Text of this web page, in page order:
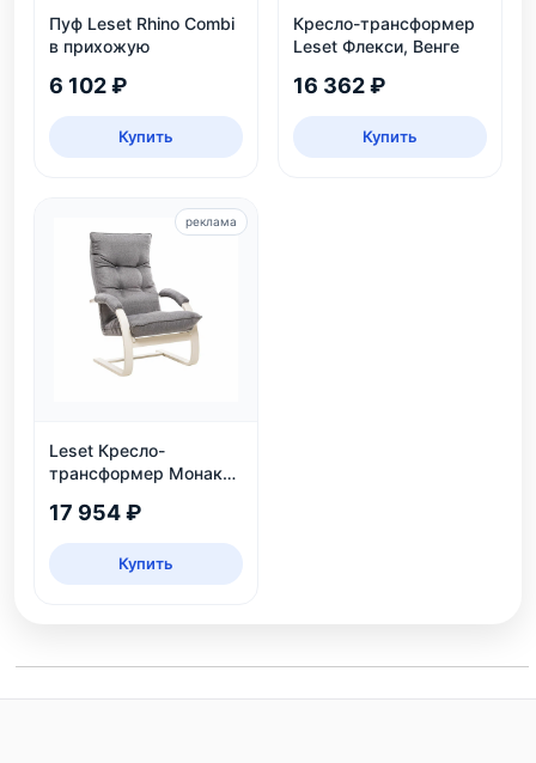
Пуф Leset Rhino Combi
в прихожую
6 102 ₽
Купить
Кресло-трансформер
Leset Флекси, Венге
16 362 ₽
Купить
Leset Кресло-
трансформер Монако,
17 954 ₽
Купить
реклама